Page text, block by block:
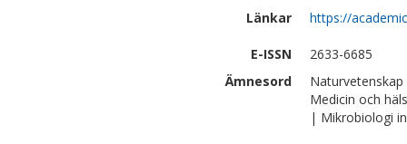
Länkar
https://
E-ISSN
2633-6685
Ämnesord
Medicin och
| Mikrobiologi